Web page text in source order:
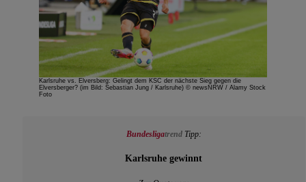
Karlsruhe vs. Elversberg: Gelingt dem KSC der nächste Sieg gegen die
Elversberger? (im Bild: Sebastian Jung / Karlsruhe) © newsNRW / Alamy Stock
Foto
Bundesligatrend Tipp:
Karlsruhe gewinnt